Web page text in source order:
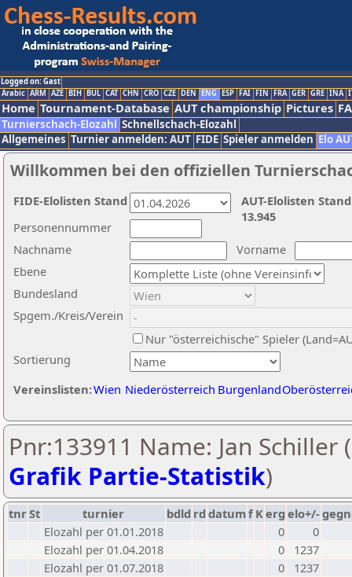
Logged on: Gast
Arabic ARM AZE BIH BUL CAT CHN CRO CZE DEN ENG ESP FAI FIN FRA GER GRE INA
Home Tournament-Database AUT championship Pictures
Turnierschach-Elozahl Schnellschach-Elozahl
Allgemeines Turnier anmelden: AUT FIDE Spieler anmelden Elo
Willkommen bei den offiziellen
Nachname
Vorname
Ebene
Sortierung
Personennummer
Bundesland
Spgem./Kreis/Verein
Nur "österreichische" Spieler
Vereinslisten:Wien Niederösterreich Burgenland
AUT-Elolisten
13.945
FIDE-Elolisten Stand
Pnr:133911 Name: Jan Schiller (
Grafik Partie-Statistik)
tnrSt turnier bdld rd datumf Kerg elo+/-
Elozahl per 01.01.2018
0
0
Elozahl per 01.04.2018
0
1237
Elozahl per 01.07.2018
0
1237